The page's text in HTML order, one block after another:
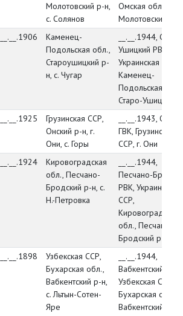
Молотовский р-н,
с. Солянов
Омская обл.,
Молотовский р-н
__.__.1906
Каменец-
Подольская обл.,
Староушицкий р-
н, с. Чугар
__.__.1944, Старо-
Ушицкий РВК,
Украинская ССР,
Каменец-
Подольская обл.,
Старо-Ушицкий
__.__.1925
Грузинская ССР,
Онский р-н, г.
Они, с. Горы
__.__.1943,
ГВК, Грузинская
ССР, г. Они
__.__.1924
Кировоградская
обл., Песчано-
Бродский р-н, с.
Н.-Петровка
__.__.1944,
Песчано-
РВК, Украинская
ССР,
Кировоградская
обл., Песчано-
Бродский р-н
__.__.1898
Узбекская ССР,
Бухарская обл.,
Вабкентский р-н,
с. Льтын-Сотен-
Яре
__.__.1944,
Вабкентский РВК,
Узбекская ССР,
Бухарская обл.,
Вабкентский р-н